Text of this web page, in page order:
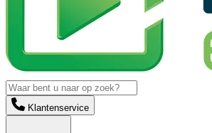
Klantenservice